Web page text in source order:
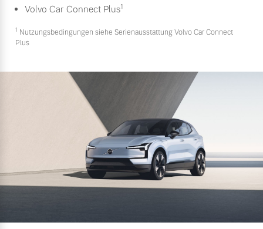
Volvo Car Connect Plus1
1 Nutzungsbedingungen siehe Serienausstattung Volvo Car Connect
Plus